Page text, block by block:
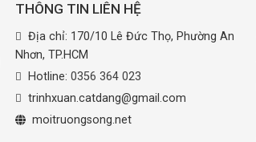
THÔNG TIN LIÊN HỆ
Địa chỉ: 170/10 Lê Đức Thọ, Phường An
Nhơn, TP.HCM
Hotline:0356 364 023
trinhxuan.catdang@gmail.com
moitruongsong.net